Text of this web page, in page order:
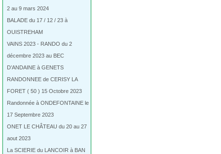
2 au 9 mars 2024
BALADE du 17 / 12 / 23 à
OUISTREHAM
VAINS 2023 - RANDO du 2
décembre 2023 au BEC
D’ANDAINE à GENETS
RANDONNEE de CERISY LA
FORET ( 50 ) 15 Octobre 2023
Randonnée à ONDEFONTAINE le
17 Septembre 2023
ONET LE CHÂTEAU du 20 au 27
aout 2023
La SCIERIE du LANCOIR à BAN